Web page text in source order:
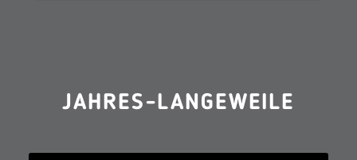
JAHRES-LANGEWEILE